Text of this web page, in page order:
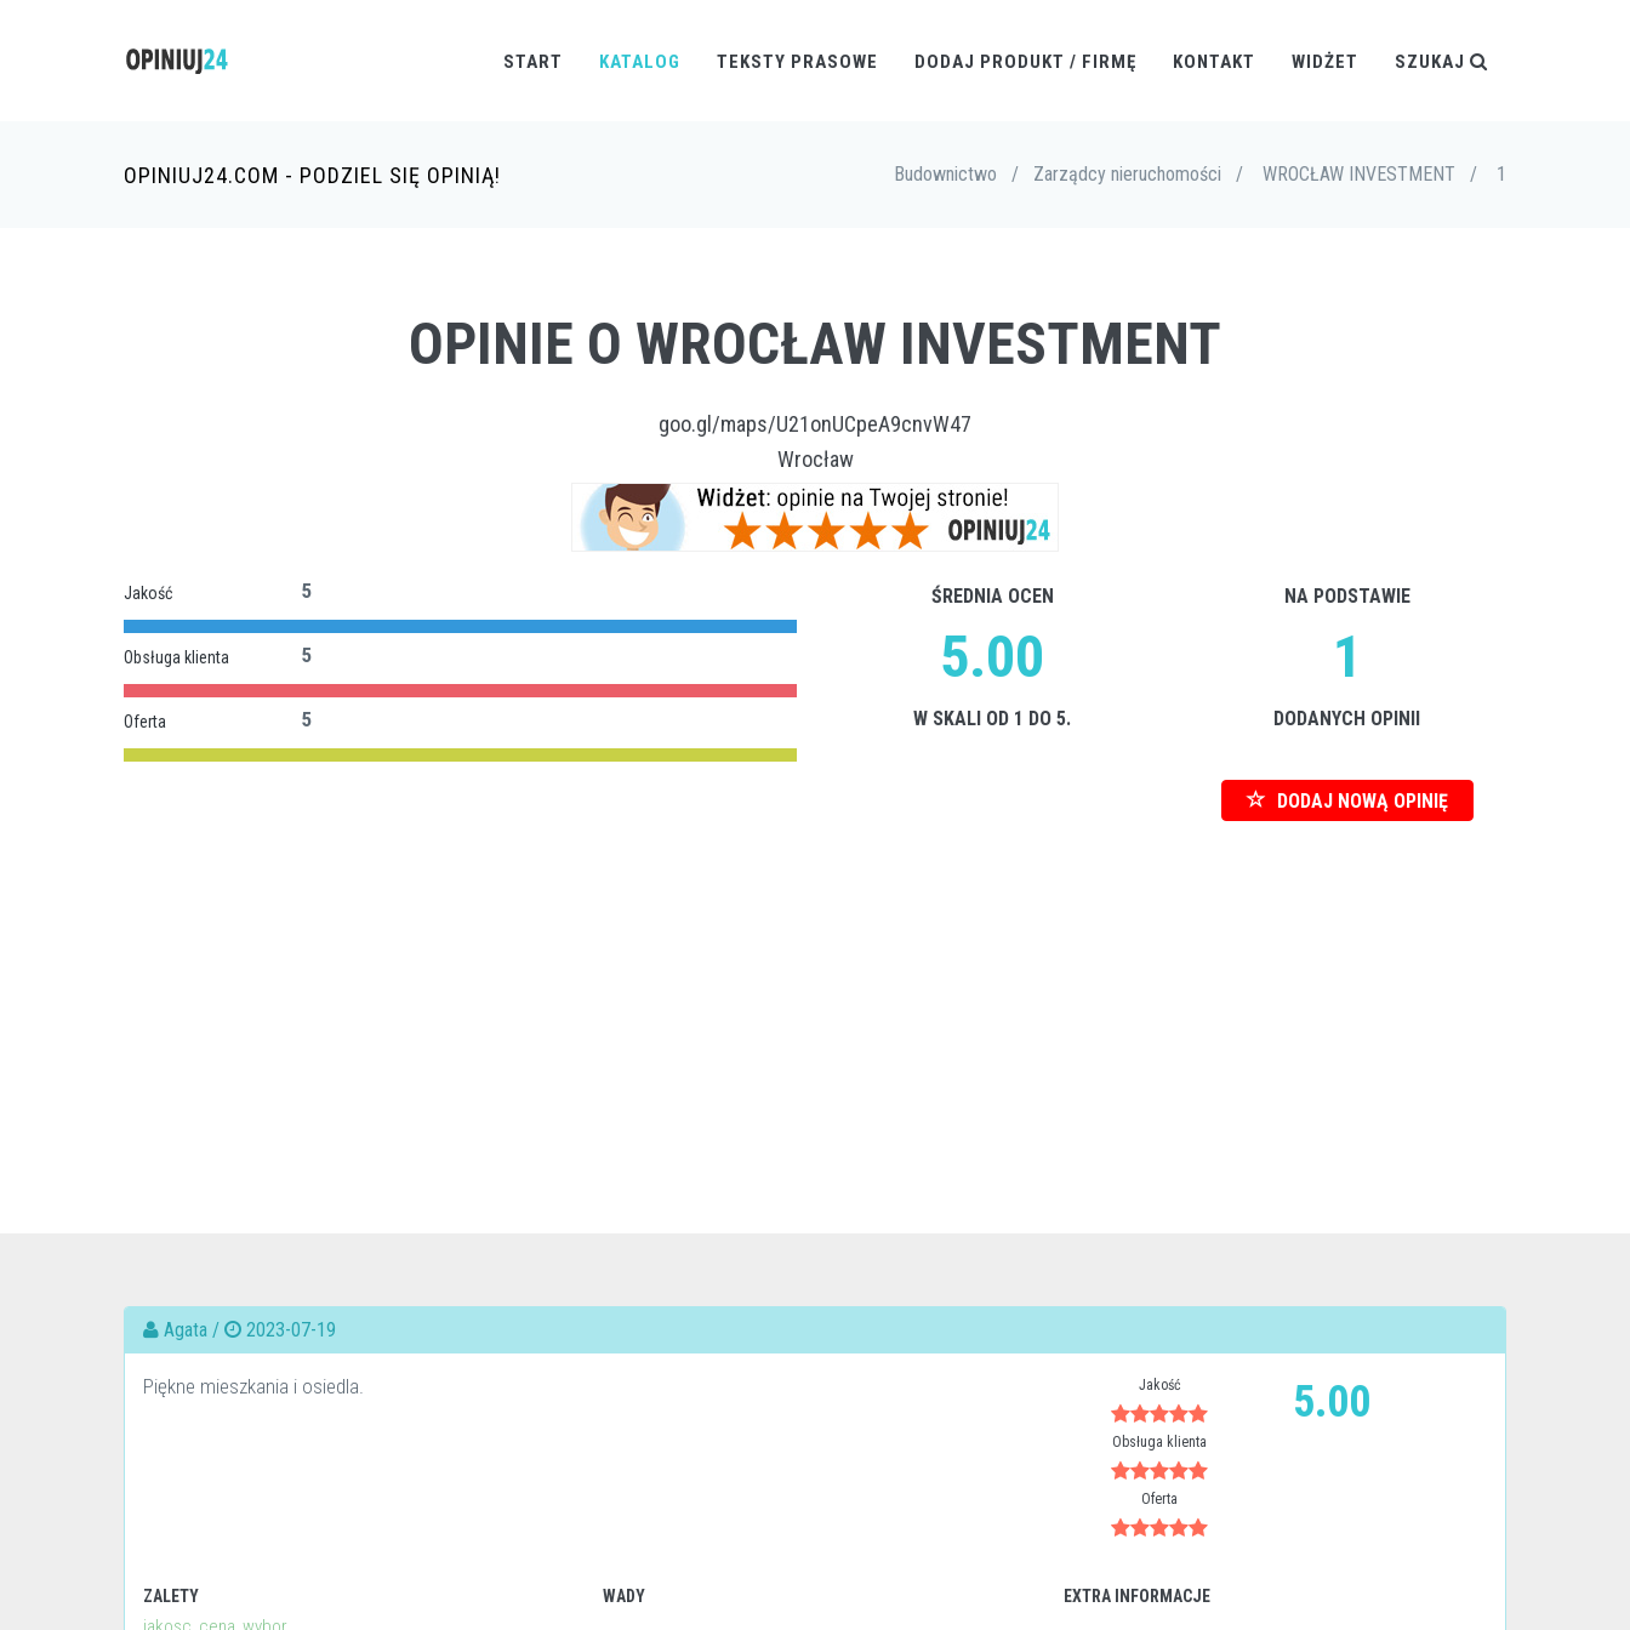
START KATALOG TEKSTY PRASOWE DODAJ PRODUKT / FIRMĘ KONTAKT WIDŻET SZUKAJ
OPINIUJ24.COM - PODZIEL SIĘ OPINIĄ! Budownictwo / Zarządcy nieruchomości / WROCŁAW INVESTMENT / 1
OPINIE O WROCŁAW INVESTMENT
goo.gl/maps/U21onUCpeA9cnvW47
Wrocław
Jakość 5
Obsługa klienta 5
Oferta 5
ŚREDNIA OCEN
5.00
W SKALI OD 1 DO 5.
NA PODSTAWIE
1
DODANYCH OPINII
DODAJ NOWĄ OPINIĘ
Agata / 2023-07-19
Piękne mieszkania i osiedla. Jakość
Obsługa klienta
Oferta
5.00
ZALETY WADY EXTRA INFORMACJE